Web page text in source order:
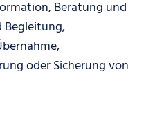
Beratung und
oder Sicherung von